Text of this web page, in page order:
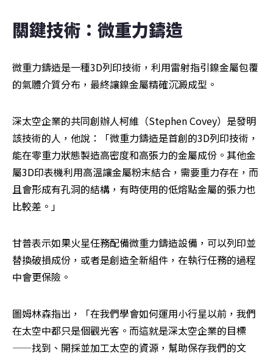
關鍵技術：微重力鑄造
微重力鑄造是一種3D列印技術，利用雷射指引鎳金屬包覆
的氣體介質分布，最終讓鎳金屬精確沉澱成型。
深太空企業的共同創辦人柯維（Stephen Covey）是發明
該技術的人，他說：「微重力鑄造是首創的3D列印技術，
能在零重力狀態製造高密度和高張力的金屬成份。其他金
屬3D印表機利用高溫讓金屬粉末結合，需要重力存在，而
且會形成有孔洞的結構，有時使用的低熔點金屬的張力也
比較差。」
甘普表示如果火星任務配備微重力鑄造設備，可以列印並
替換破損成份，或者是創造全新組件，在執行任務的過程
中會更保險。
圖姆林森指出，「在我們學會如何運用小行星以前，我們
在太空中都只是個觀光客。而這就是深太空企業的目標
——找到、開採並加工太空的資源，幫助保存我們的文